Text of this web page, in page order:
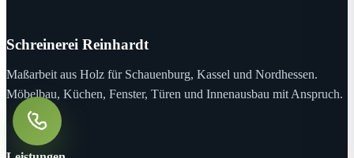
Schreinerei Reinhardt
Maßarbeit aus Holz für Schauenburg, Kassel und Nordhessen.
Möbelbau, Küchen, Fenster, Türen und Innenausbau mit Anspruch.